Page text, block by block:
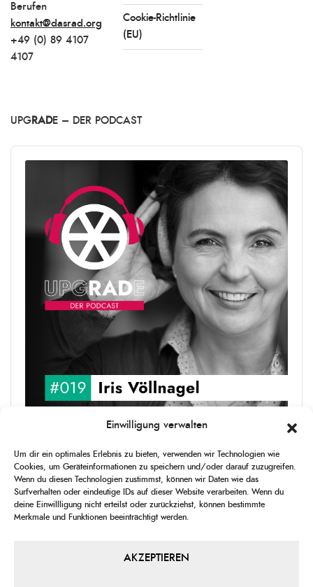
Einwilligung verwalten
Um dir ein optimales Erlebnis zu bieten, verwenden wir Technologien wie
Cookies, um Geräteinformationen zu speichern und/oder darauf zuzugreifen.
Wenn du diesen Technologien zustimmst, können wir Daten wie das
Surfverhalten oder eindeutige IDs auf dieser Website verarbeiten. Wenn du
deine Einwillligung nicht erteilst oder zurückziehst, können bestimmte
Merkmale und Funktionen beeinträchtigt werden.
AKZEPTIEREN
Berufen
kontakt@dasrad.org
+49 (0) 89 4107
4107
Cookie-Richtlinie
(EU)
UPG RADE – DER PODCAST
Audio
Player
Iris Völlnagel hat schon auf unterschiedlichen Kontinenten gelebt
und gearbeitet, spricht mehrere Sprachen und berichtet
leidenschaftlich gerne über das, was sie erlebt – als Journalistin,
[...]
BACKWARD
PAUSE